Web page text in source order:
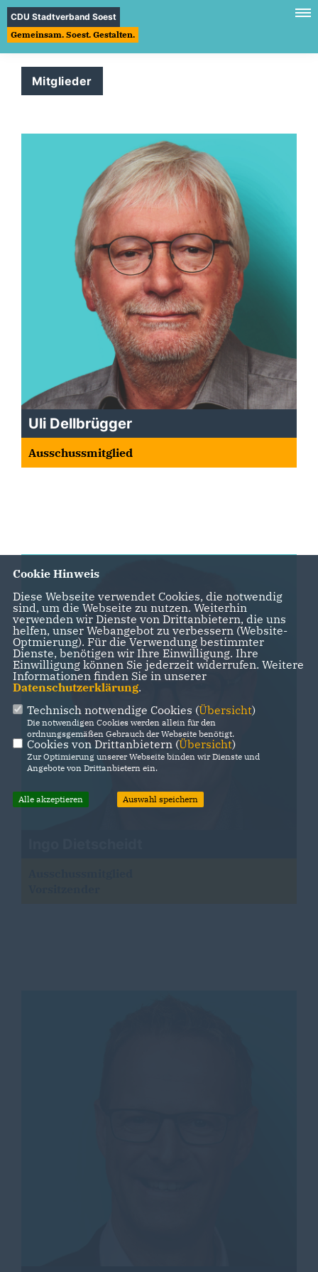
CDU Stadtverband Soest
Gemeinsam. Soest. Gestalten.
Mitglieder
Uli Dellbrügger
Ausschussmitglied
Cookie Hinweis
Diese Webseite verwendet Cookies, die notwendig
sind, um die Webseite zu nutzen. Weiterhin
verwenden wir Dienste von Drittanbietern, die uns
helfen, unser Webangebot zu verbessern (Website-
Optmierung). Für die Verwendung bestimmter
Dienste, benötigen wir Ihre Einwilligung. Ihre
Einwilligung können Sie jederzeit widerrufen. Weitere
Informationen finden Sie in unserer
Datenschutzerklärung.
Technisch notwendige Cookies (Übersicht)
Die notwendigen Cookies werden allein für den
ordnungsgemäßen Gebrauch der Webseite benötigt.
Cookies von Drittanbietern (Übersicht)
Zur Optimierung unserer Webseite binden wir Dienste und
Angebote von Drittanbietern ein.
Alle akzeptieren Auswahl speichern